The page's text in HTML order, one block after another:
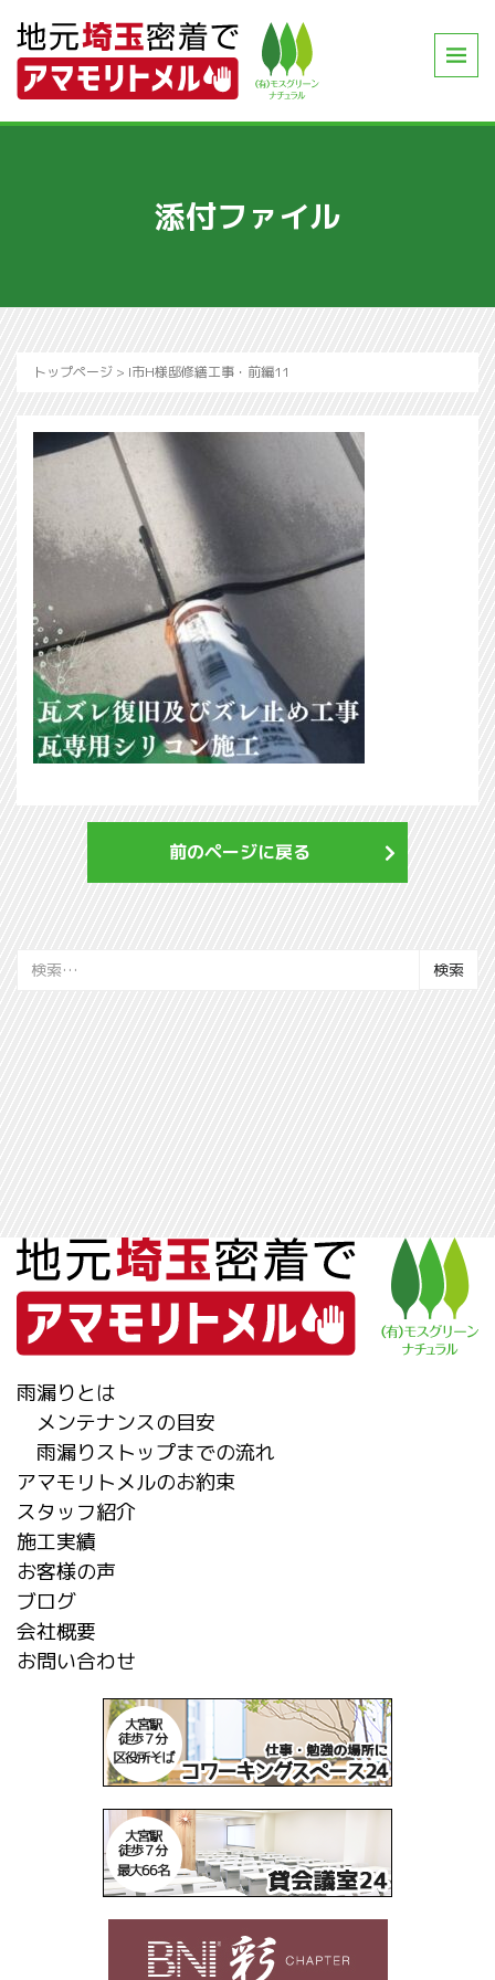
添付ファイル
トップページ > I市H様邸修繕工事・前編11
前のページに戻る
検
雨漏りとは
メンテナンスの目安
雨漏りストップまでの流れ
アマモリトメルのお約束
スタッフ紹介
施工実績
お客様の声
ブログ
会社概要
お問い合わせ